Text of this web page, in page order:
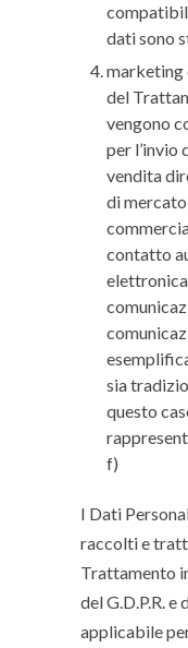
dati sono
marketing
del
vengono
per
vendita
di
contatto
sia
questo
f)
I Dati
raccolti e
Trattamento
del G.D.P.R.
applicabile